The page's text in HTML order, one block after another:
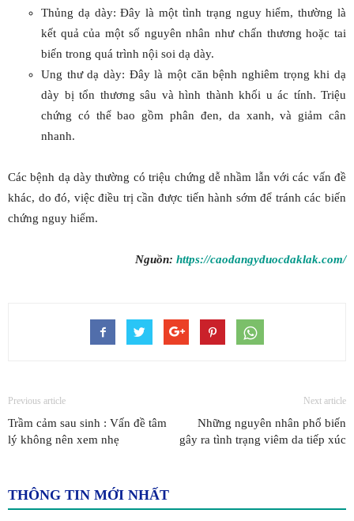
Thủng dạ dày: Đây là một tình trạng nguy hiểm, thường là
kết quả của một số nguyên nhân như chấn thương hoặc tai
biến trong quá trình nội soi dạ dày.
Ung thư dạ dày: Đây là một căn bệnh nghiêm trọng khi dạ
dày bị tổn thương sâu và hình thành khối u ác tính. Triệu
chứng có thể bao gồm phân đen, da xanh, và giảm cân
nhanh.
Các bệnh dạ dày thường có triệu chứng dễ nhầm lẫn với các vấn đề
khác, do đó, việc điều trị cần được tiến hành sớm để tránh các biến
chứng nguy hiểm.
Nguồn: https://caodangyduocdaklak.com/
Previous article
Trầm cảm sau sinh : Vấn đề tâm
lý không nên xem nhẹ
Next article
Những nguyên nhân phổ biến
gây ra tình trạng viêm da tiếp xúc
THÔNG TIN MỚI NHẤT